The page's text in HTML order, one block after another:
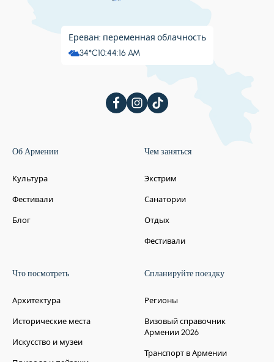
Ереван: переменная облачность
34°C10:44:17 AM
Об Армении
Культура
Фестивали
Блог
Чем заняться
Экстрим
Санатории
Отдых
Фестивали
Что посмотреть
Архитектура
Исторические места
Искусство и музеи
Спланируйте поездку
Регионы
Визовый справочник
Армении 2026
Транспорт в Армении